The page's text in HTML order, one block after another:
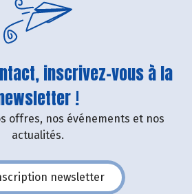
inscrivez-vous à la
!
offres, nos événements et nos
actualités.
newsletter